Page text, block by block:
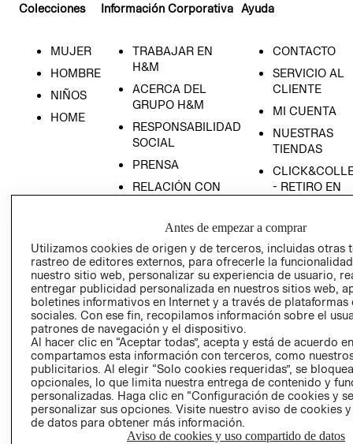
Colecciones
MUJER
HOMBRE
NIÑOS
HOME
Información Corporativa
TRABAJAR EN
H&M
ACERCA DEL
GRUPO H&M
RESPONSABILIDAD
SOCIAL
PRENSA
RELACIÓN CON
POLÍTICA
Ayuda
CONTACTO
SERVICIO AL
CLIENTE
MI CUENTA
NUESTRAS
TIENDAS
- RETIRO EN
TÉRMINOS Y
AVISO DE
PRIVACIDAD
GIFT CARD
AVISO DE
COOKIES
Antes de empezar a comprar
Utilizamos cookies de origen y de terceros, incluidas otras
rastreo de editores externos, para ofrecerle la
nuestro sitio web, personalizar su experiencia de usuario,
entregar publicidad personalizada en nuestros sitios web,
boletines informativos en Internet y a través de plataformas
sociales. Con ese fin, recopilamos información sobre el
patrones de navegación y el dispositivo.
Al hacer clic en “Aceptar todas”, acepta y está de acuerdo
compartamos esta información con terceros, como
publicitarios. Al elegir “Solo cookies requeridas”, se
opcionales, lo que limita nuestra entrega de contenido y
personalizadas. Haga clic en “Configuración de cookies y
personalizar sus opciones. Visite nuestro aviso de cookies
de datos para obtener más información.
Aviso de cookies y uso compartido de datos